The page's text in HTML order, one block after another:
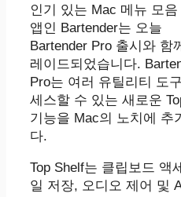
인기 있는 Mac 메뉴 모음
앱인 Bartender는 오늘
Bartender Pro 출시와 함
레이드되었습니다.
Pro는 여러 유틸리티 도
세스할 수 있는 새로운
기능을 Mac의 노치에 추
다.
Top Shelf는 클립보드 액
일 저장, 오디오 제어 및